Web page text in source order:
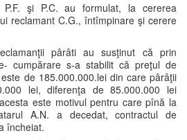
P.F. şi P.C. au formulat, la cererea
reclamant C.G., întîmpinare şi cerere
pârâti au susţinut că prin
cumpărare s-a stabilit că preţul de
de 185.000.000.lei din care pârâţii
lei, diferenţa de 85.000.000 lei
este motivul pentru care pînă la
A.N. a decedat, contractul de
încheiat.